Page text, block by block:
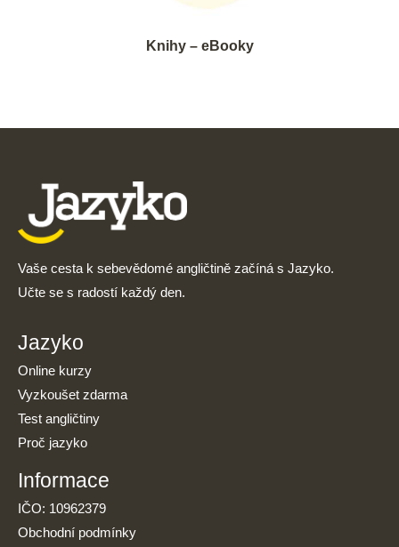
Knihy – eBooky
Vaše cesta k sebevědomé angličtině začíná s Jazyko.
Učte se s radostí každý den.
Jazyko
Online kurzy
Vyzkoušet zdarma
Test angličtiny
Proč jazyko
Informace
IČO: 10962379
Obchodní podmínky